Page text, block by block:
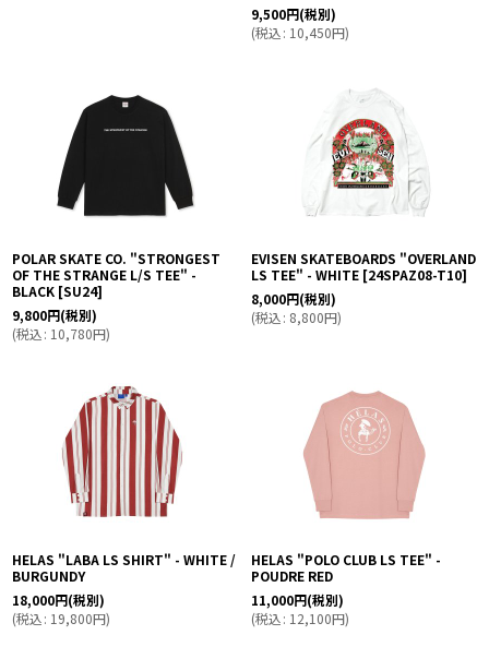
9,500円(税別)
(税込: 10,450円)
POLAR SKATE CO. "STRONGEST
OF THE STRANGE L/S TEE" -
BLACK [SU24]
9,800円(税別)
(税込: 10,780円)
EVISEN SKATEBOARDS "OVERLAND
LS TEE" - WHITE [24SPAZ08-T10]
8,000円(税別)
(税込: 8,800円)
HELAS "LABA LS SHIRT" - WHITE /
BURGUNDY
18,000円(税別)
(税込: 19,800円)
HELAS "POLO CLUB LS TEE" -
POUDRE RED
11,000円(税別)
(税込: 12,100円)